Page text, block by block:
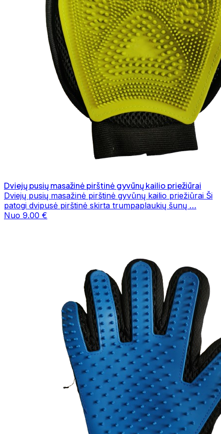
Dviejų pusių masažinė pirštinė gyvūnų kailio priežiūrai
Dviejų pusių masažinė pirštinė gyvūnų kailio priežiūrai Ši
patogi dvipusė pirštinė skirta trumpaplaukių šunų …
Nuo 9.00 €